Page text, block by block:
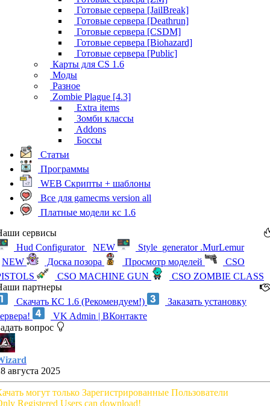
Готовые сервера [JailBreak]
Готовые сервера [Deathrun]
Готовые сервера [CSDM]
Готовые сервера [Biohazard]
Готовые сервера [Public]
Карты для CS 1.6
Моды
Разное
Zombie Plague [4.3]
Extra items
Зомби классы
Addons
Боссы
Статьи
Программы
WEB Скрипты + шаблоны
Все для gamecms version all
Платные модели кс 1.6
сервисы
Hud Configurator
NEW
Style_generator .MurLemur
NEW
Доска позора Просмотр моделей
CSO
CSO MACHINE GUN
CSO ZOMBIE CLASS
партнеры
Скачать КС 1.6 (Рекомендуем!)
Заказать установку
VK Admin | ВКонтакте
вопрос
августа 2025
могут только Зарегистрированные Пользователи
Registered Users can download!